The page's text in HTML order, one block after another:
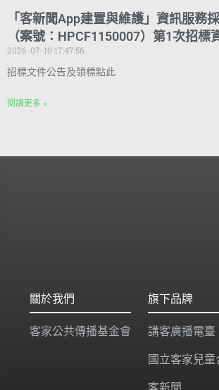
「客新聞App建置與維護」資訊服務
（案號：HPCF1150007）第1次招標
2026-07-10 17:47:56
招標文件公告及領標點此
閱讀更多 »
關於我們
客家公共傳播基金會
旗下品牌
講客廣播電臺
國立客家兒童
客新聞